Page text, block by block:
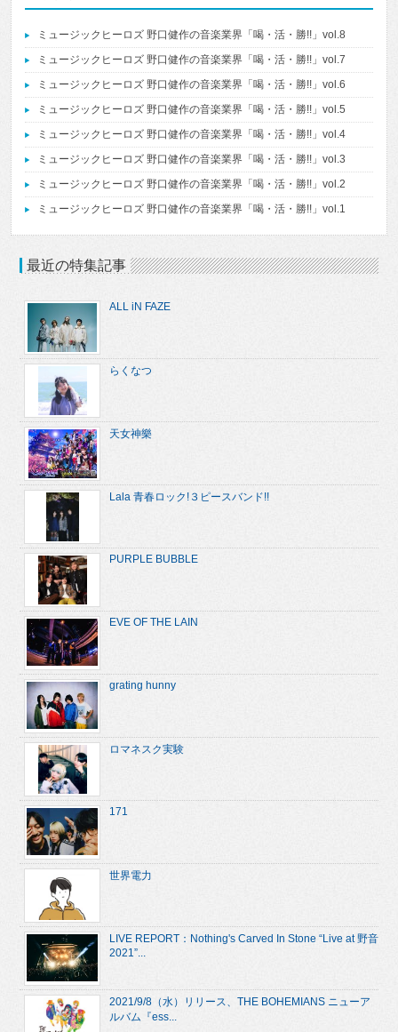
ミュージックヒーロズ 野口健作の音楽業界「喝・活・勝!!」vol.8
ミュージックヒーロズ 野口健作の音楽業界「喝・活・勝!!」vol.7
ミュージックヒーロズ 野口健作の音楽業界「喝・活・勝!!」vol.6
ミュージックヒーロズ 野口健作の音楽業界「喝・活・勝!!」vol.5
ミュージックヒーロズ 野口健作の音楽業界「喝・活・勝!!」vol.4
ミュージックヒーロズ 野口健作の音楽業界「喝・活・勝!!」vol.3
ミュージックヒーロズ 野口健作の音楽業界「喝・活・勝!!」vol.2
ミュージックヒーロズ 野口健作の音楽業界「喝・活・勝!!」vol.1
最近の特集記事
ALL iN FAZE
らくなつ
天女神樂
Lala 青春ロック!３ピースバンド!!
PURPLE BUBBLE
EVE OF THE LAIN
grating hunny
ロマネスク実験
171
世界電力
LIVE REPORT：Nothing's Carved In Stone “Live at 野音
2021”...
2021/9/8（水）リリース、THE BOHEMIANS ニューア
ルバム『ess...